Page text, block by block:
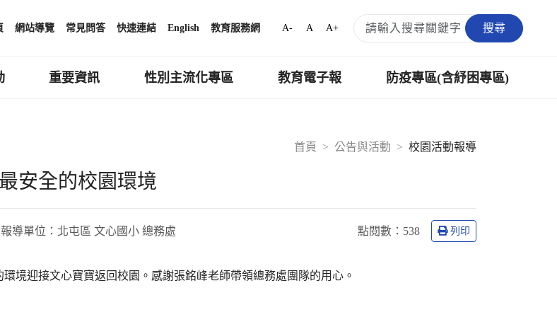
網站導覽 常見問答 快速連結 English 教育服務網 A- A A+ 搜尋
重要資訊 性別主流化專區 教育電子報 防疫專區(含紓困專區)
首頁
公告與活動 校園活動報導
安全的校園環境
報導單位： 北屯區 文心國小 總務處 點閱數： 538 列印
境迎接文心寶寶返回校園。感謝張銘峰老師帶領總務處團隊的用心。